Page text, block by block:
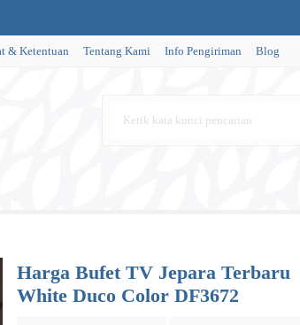
& Ketentuan Tentang Kami Info Pengiriman Blog
Harga Bufet TV Jepara Terbaru
White Duco Color DF3672